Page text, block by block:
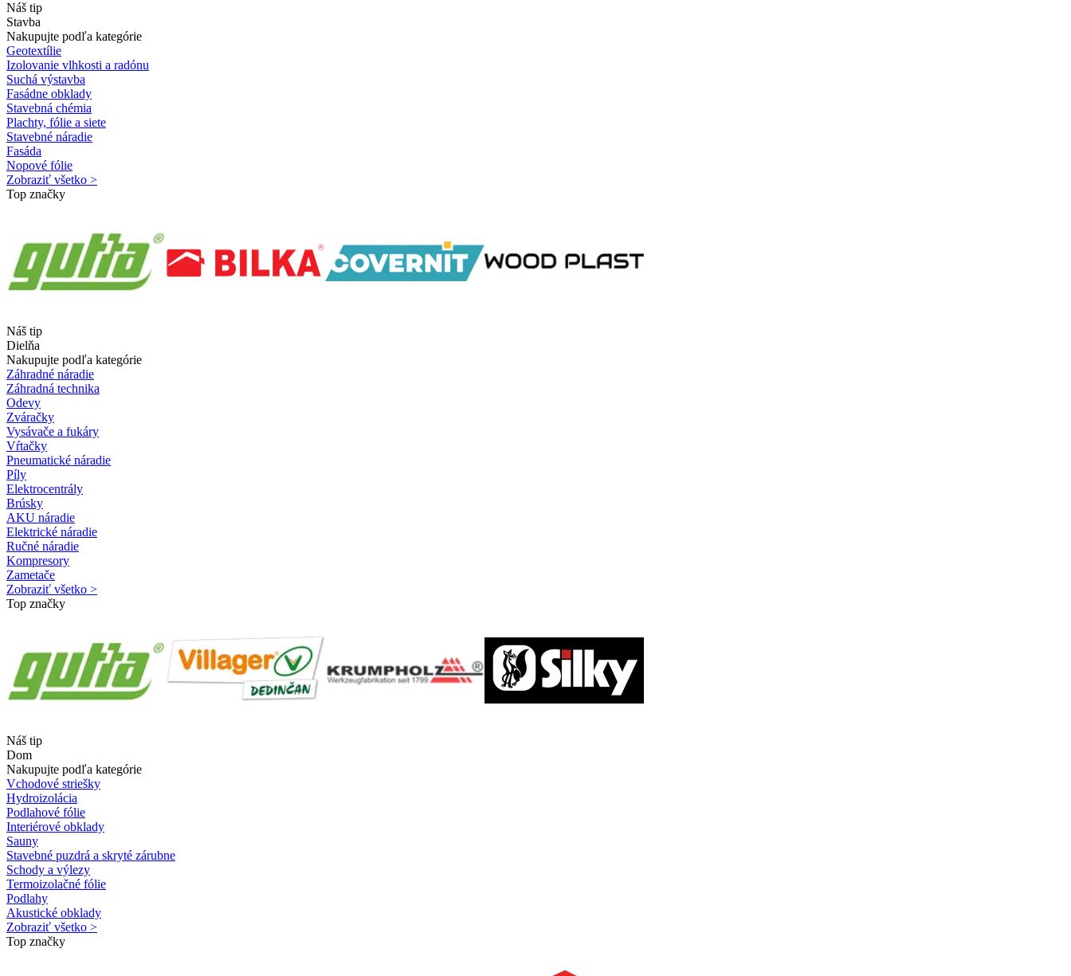
Náš tip
Stavba
Nakupujte podľa kategórie
Geotextílie
Izolovanie vlhkosti a radónu
Suchá výstavba
Fasádne obklady
Stavebná chémia
Plachty, fólie a siete
Stavebné náradie
Fasáda
Nopové fólie
Zobraziť všetko >
Top značky
Náš tip
Dielňa
Nakupujte podľa kategórie
Záhradné náradie
Záhradná technika
Odevy
Zváračky
Vysávače a fukáry
Vŕtačky
Pneumatické náradie
Píly
Elektrocentrály
Brúsky
AKU náradie
Elektrické náradie
Ručné náradie
Kompresory
Zametače
Zobraziť všetko >
Top značky
Náš tip
Dom
Nakupujte podľa kategórie
Vchodové striešky
Hydroizolácia
Podlahové fólie
Interiérové obklady
Sauny
Stavebné puzdrá a skryté zárubne
Schody a výlezy
Termoizolačné fólie
Podlahy
Akustické obklady
Zobraziť všetko >
Top značky